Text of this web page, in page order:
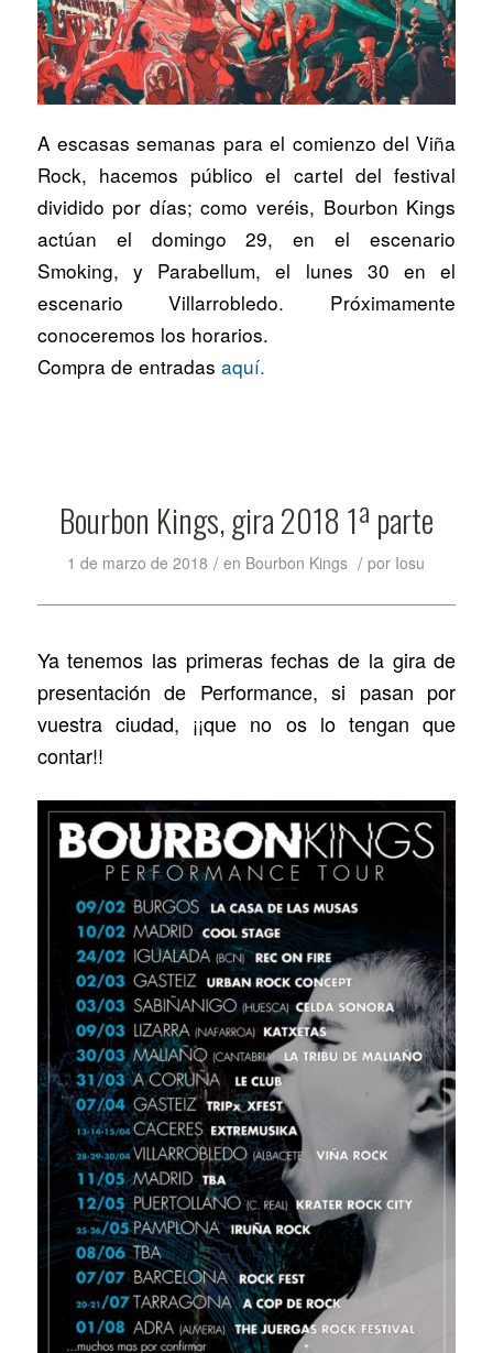
A escasas semanas para el comienzo del Viña
Rock, hacemos público el cartel del festival
dividido por días; como veréis, Bourbon Kings
actúan el domingo 29, en el escenario
Smoking, y Parabellum, el lunes 30 en el
escenario Villarrobledo. Próximamente
conoceremos los horarios.
Compra de entradas aquí.
Bourbon Kings, gira 2018 1ª parte
1 de marzo de 2018 / en Bourbon Kings / por Iosu
Ya tenemos las primeras fechas de la gira de
presentación de Performance, si pasan por
vuestra ciudad, ¡¡que no os lo tengan que
contar!!